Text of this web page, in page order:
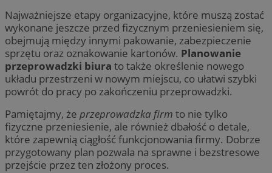
Najważniejsze etapy organizacyjne, które muszą zostać
wykonane jeszcze przed fizycznym przeniesieniem się,
obejmują między innymi pakowanie, zabezpieczenie
sprzętu oraz oznakowanie kartonów. Planowanie
przeprowadzki biura to także określenie nowego
układu przestrzeni w nowym miejscu, co ułatwi szybki
powrót do pracy po zakończeniu przeprowadzki.
Pamiętajmy, że przeprowadzka firm to nie tylko
fizyczne przeniesienie, ale również dbałość o detale,
które zapewnią ciągłość funkcjonowania firmy. Dobrze
przygotowany plan pozwala na sprawne i bezstresowe
przejście przez ten złożony proces.